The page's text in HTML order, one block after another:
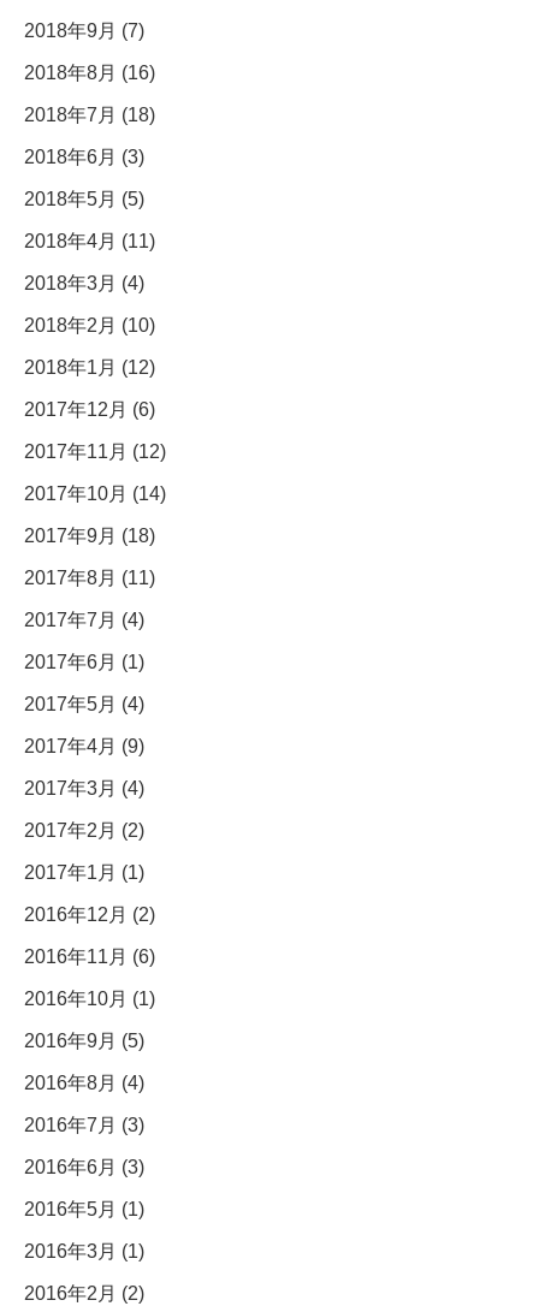
2018年9月 (7)
2018年8月 (16)
2018年7月 (18)
2018年6月 (3)
2018年5月 (5)
2018年4月 (11)
2018年3月 (4)
2018年2月 (10)
2018年1月 (12)
2017年12月 (6)
2017年11月 (12)
2017年10月 (14)
2017年9月 (18)
2017年8月 (11)
2017年7月 (4)
2017年6月 (1)
2017年5月 (4)
2017年4月 (9)
2017年3月 (4)
2017年2月 (2)
2017年1月 (1)
2016年12月 (2)
2016年11月 (6)
2016年10月 (1)
2016年9月 (5)
2016年8月 (4)
2016年7月 (3)
2016年6月 (3)
2016年5月 (1)
2016年3月 (1)
2016年2月 (2)